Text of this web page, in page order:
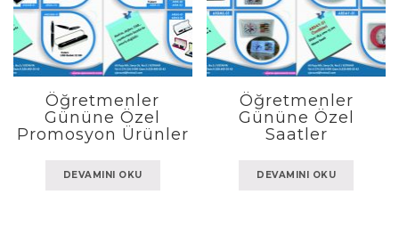
Öğretmenler
Gününe Özel
Promosyon Ürünler
DEVAMINI OKU
Öğretmenler
Gününe Özel
Saatler
DEVAMINI OKU